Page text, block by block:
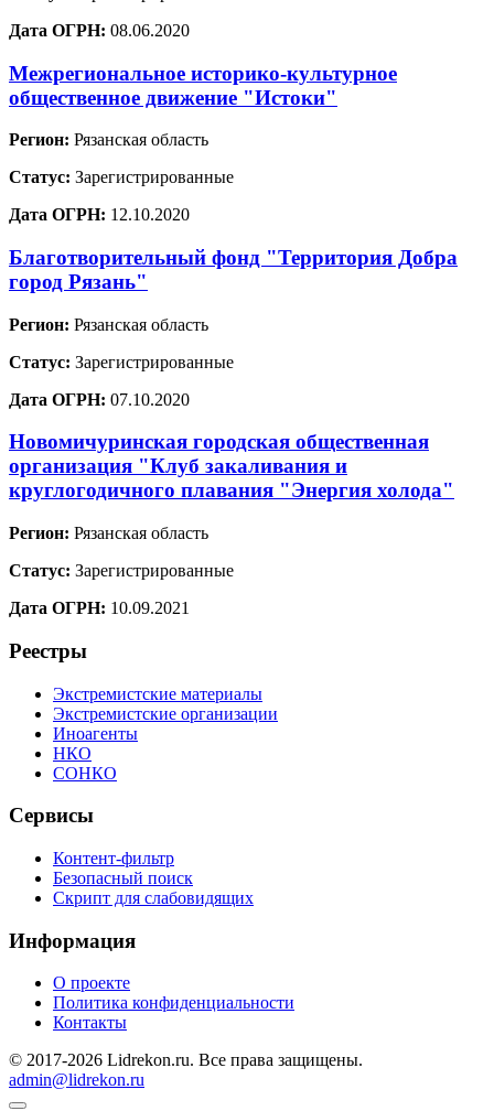
Дата ОГРН: 08.06.2020
Межрегиональное историко-культурное
общественное движение "Истоки"
Регион: Рязанская область
Статус: Зарегистрированные
Дата ОГРН: 12.10.2020
Благотворительный фонд "Территория Добра
город Рязань"
Регион: Рязанская область
Статус: Зарегистрированные
Дата ОГРН: 07.10.2020
Новомичуринская городская общественная
организация "Клуб закаливания и
круглогодичного плавания "Энергия холода"
Регион: Рязанская область
Статус: Зарегистрированные
Дата ОГРН: 10.09.2021
Реестры
Экстремистские материалы
Экстремистские организации
Иноагенты
НКО
СОНКО
Сервисы
Контент-фильтр
Безопасный поиск
Скрипт для слабовидящих
Информация
О проекте
Политика конфиденциальности
Контакты
© 2017-2026 Lidrekon.ru. Все права защищены.
admin@lidrekon.ru